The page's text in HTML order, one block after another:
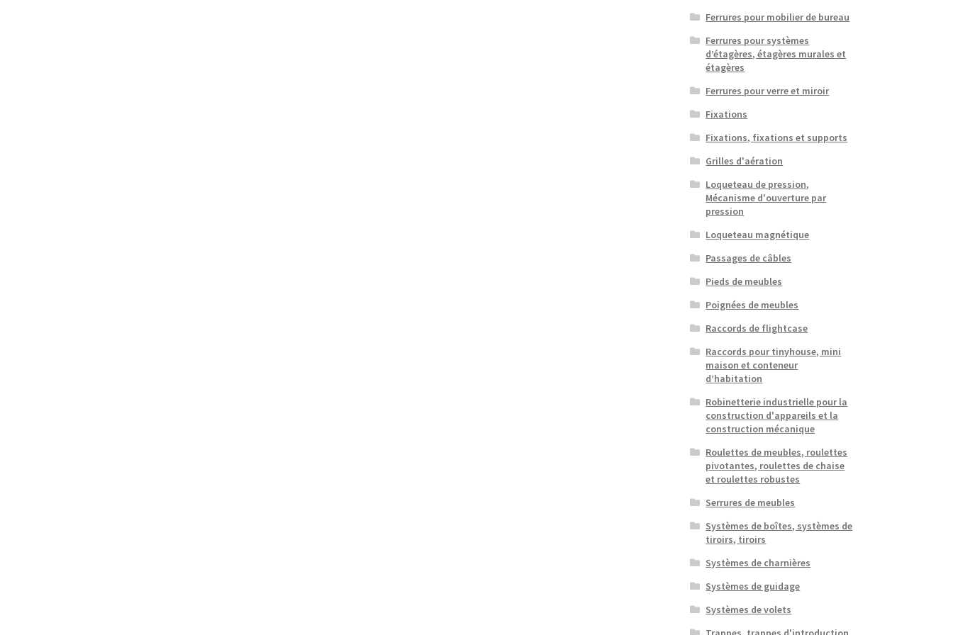
Ferrures pour mobilier de bureau
Ferrures pour systèmes
d’étagères, étagères murales et
étagères
Ferrures pour verre et miroir
Fixations
Fixations, fixations et supports
Grilles d'aération
Loqueteau de pression,
Mécanisme d'ouverture par
pression
Loqueteau magnétique
Passages de câbles
Pieds de meubles
Poignées de meubles
Raccords de flightcase
Raccords pour tinyhouse, mini
maison et conteneur
d’habitation
Robinetterie industrielle pour la
construction d'appareils et la
construction mécanique
Roulettes de meubles, roulettes
pivotantes, roulettes de chaise
et roulettes robustes
Serrures de meubles
Systèmes de boîtes, systèmes de
tiroirs, tiroirs
Systèmes de charnières
Systèmes de guidage
Systèmes de volets